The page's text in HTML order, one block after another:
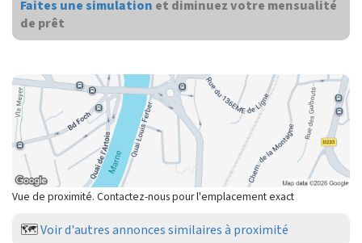
Faites une simulation et diminuez votre mensualité
de prêt
Vue de proximité. Contactez-nous pour l'emplacement exact
🗺️Voir d'autres annonces similaires à proximité